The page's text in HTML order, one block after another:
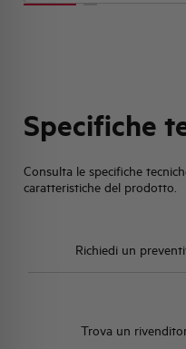
Specifiche
Consulta le specifiche
caratteristiche del prodotto.
Richiedi un
Trova un